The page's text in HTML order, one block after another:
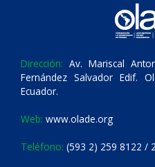
Dirección: Av. Mariscal
Fernández Salvador Edif.
Ecuador.
Web: www.olade.org
Teléfono: (593 2) 259 8122 /